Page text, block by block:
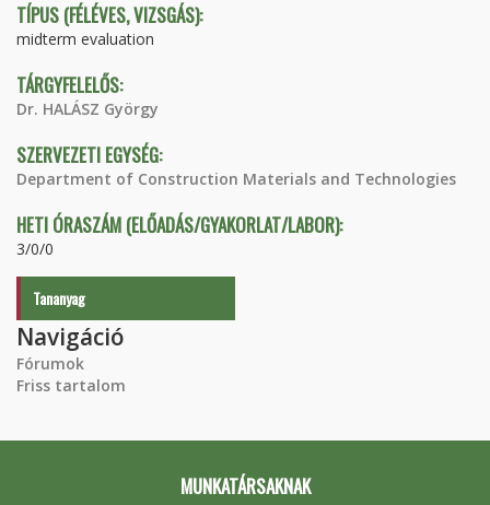
TÍPUS (FÉLÉVES, VIZSGÁS):
midterm evaluation
TÁRGYFELELŐS:
Dr. HALÁSZ György
SZERVEZETI EGYSÉG:
Department of Construction Materials and Technologies
HETI ÓRASZÁM (ELŐADÁS/GYAKORLAT/LABOR):
3/0/0
Tananyag
Navigáció
Fórumok
Friss tartalom
MUNKATÁRSAKNAK